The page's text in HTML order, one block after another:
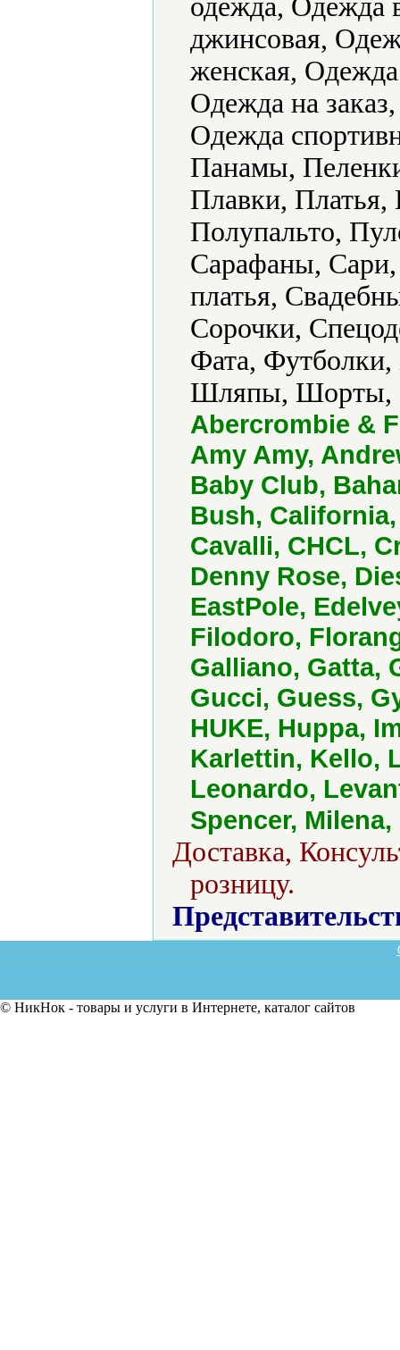
одежда, Одежда
джинсовая,
женская,
Одежда на
Одежда
Панамы,
Плавки, Платья,
Полупальто,
Сарафаны, Сари,
платья,
Сорочки,
Фата,
Шляпы, Шорты,
Abercrombie &
Amy Amy,
Baby Club,
Bush,
Cavalli, CHCL,
Denny Rose,
EastPole,
Filodoro,
Galliano, Gatta,
Gucci, Guess,
HUKE, Huppa,
Karlettin, Kello,
Leonardo,
Spencer,
Доставка,
розницу.
© НикНок - товары и услуги в Интернете, каталог сайтов